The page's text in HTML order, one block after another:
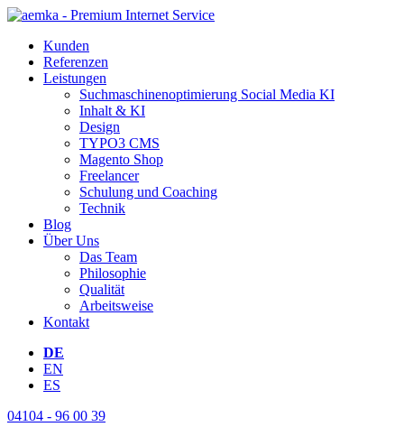
Kunden
Referenzen
Leistungen
Suchmaschinen­optimierung Social Media KI
Inhalt & KI
Design
TYPO3 CMS
Magento Shop
Freelancer
Schulung und Coaching
Technik
Blog
Über Uns
Das Team
Philosophie
Qualität
Arbeitsweise
Kontakt
DE
EN
ES
04104 - 96 00 39